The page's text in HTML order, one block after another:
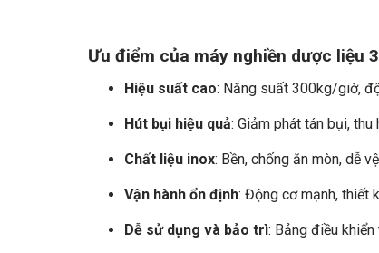
Ưu điểm của máy nghiền dược liệu
Hiệu suất cao: Năng suất 300kg/giờ,
Hút bụi hiệu quả: Giảm phát tán bụi, thu
Chất liệu inox: Bền, chống ăn mòn, dễ
Vận hành ổn định: Động cơ mạnh, thiết
Dễ sử dụng và bảo trì: Bảng điều